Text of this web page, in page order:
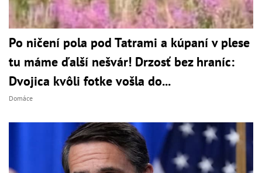
Po ničení pola pod Tatrami a kúpaní v plese
tu máme ďalší nešvár! Drzosť bez hraníc:
Dvojica kvôli fotke vošla do...
Domáce